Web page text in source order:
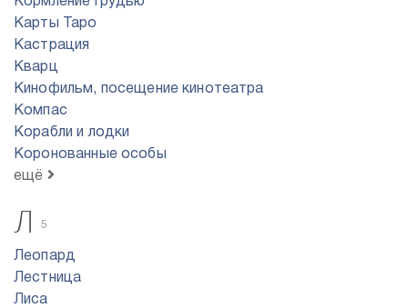
Карты Таро
Кастрация
Кварц
Кинофильм, посещение кинотеатра
Компас
Корабли и лодки
Коронованные особы
ещё
Л 5
Леопард
Лестница
Лиса